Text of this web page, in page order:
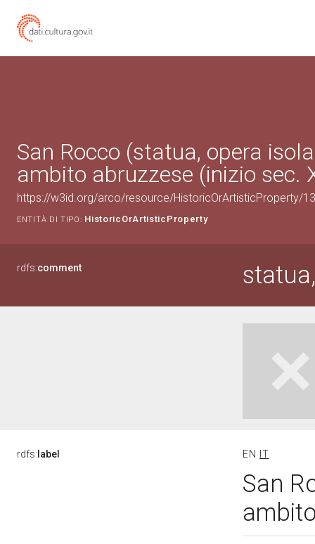
San Rocco (statua, opera
ambito abruzzese (inizio sec.
https://w3id.org/arco/resource/HistoricOrArtisticProperty/
ENTITÀ DI TIPO: HistoricOrArtisticProperty
rdfs:comment
rdfs: label EN IT
San